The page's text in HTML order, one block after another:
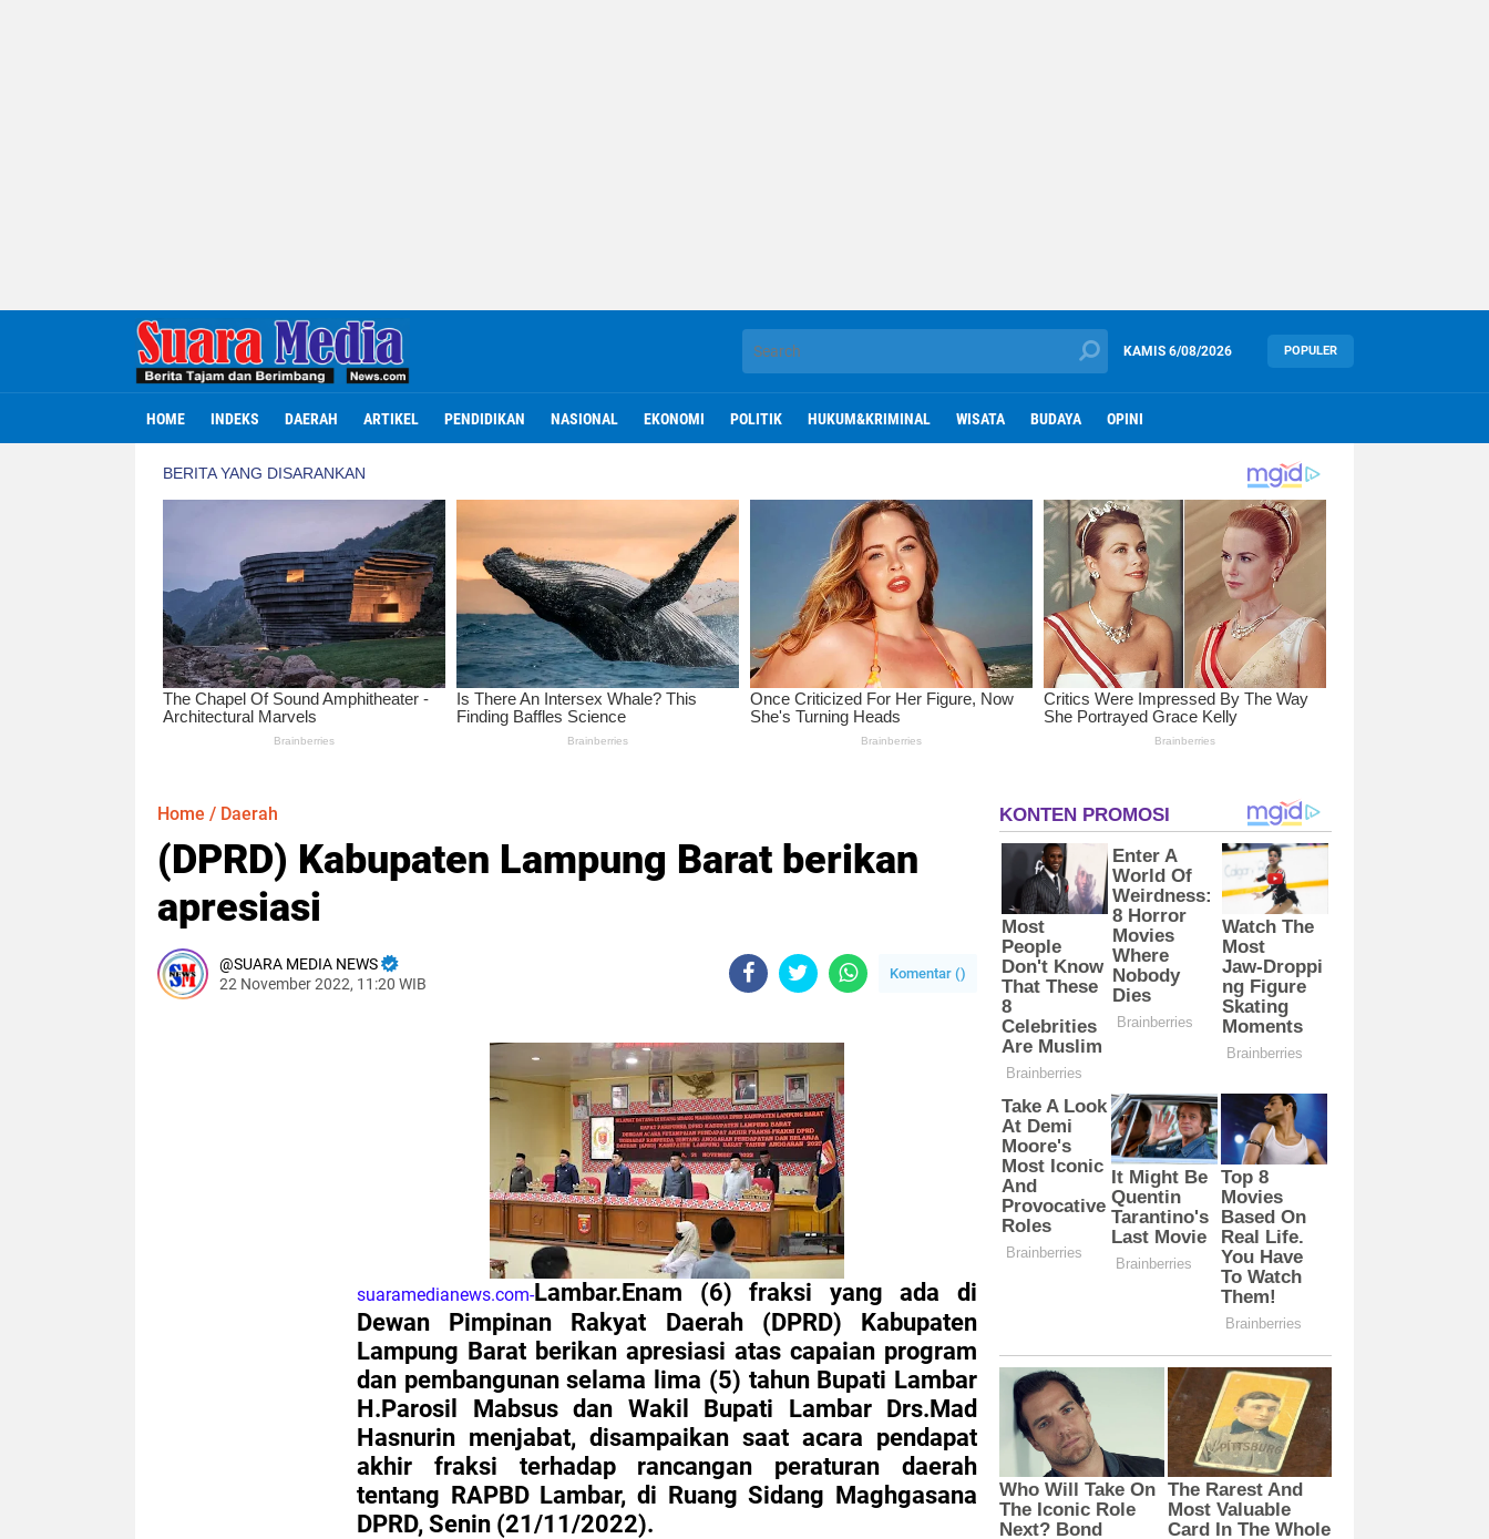
KAMIS 6/08/2026 POPULER
HOME INDEKS DAERAH ARTIKEL PENDIDIKAN NASIONAL EKONOMI POLITIK HUKUM&KRIMINAL WISATA BUDAYA OPINI
Home / Daerah
(DPRD) Kabupaten Lampung Barat berikan
apresiasi
SUARA MEDIA NEWS
22 November 2022, 11:20 WIB
Komentar ()
suaramedianews.com-Lambar.Enam (6) fraksi yang ada di
Dewan Pimpinan Rakyat Daerah (DPRD) Kabupaten
Lampung Barat berikan apresiasi atas capaian program
dan pembangunan selama lima (5) tahun Bupati Lambar
H.Parosil Mabsus dan Wakil Bupati Lambar Drs.Mad
Hasnurin menjabat, disampaikan saat acara pendapat
akhir fraksi terhadap rancangan peraturan daerah
tentang RAPBD Lambar, di Ruang Sidang Maghgasana
DPRD, Senin (21/11/2022).